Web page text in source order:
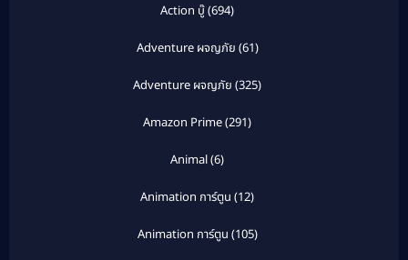
Action บู๊(694)
Adventure ผจญภัย (61)
Adventure ผจญภัย (325)
Amazon Prime(291)
Animal(6)
Animation การ์ตูน (12)
Animation การ์ตูน (105)